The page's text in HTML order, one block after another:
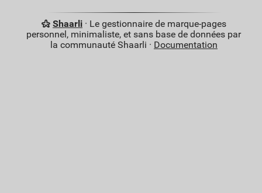
Shaarli· Le gestionnaire de marque-pages
personnel, minimaliste, et sans base de données par
la communauté Shaarli · Documentation